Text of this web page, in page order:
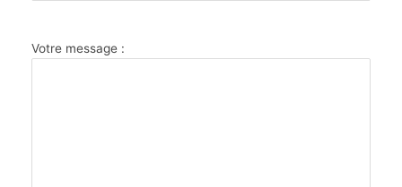
Votre message :